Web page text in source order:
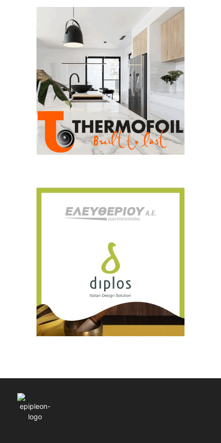
Για να μαθαίνετε πρώτοι τα νέα και όλες
τις τάσεις του κλάδου, εγγραφείτε στο
newsletter μας!
Email
Γράψτε εδώ το email σας
ΕΓΓΡΑΦΉ